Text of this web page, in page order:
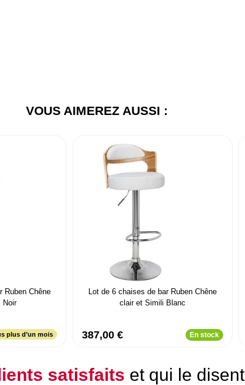
VOUS AIMEREZ AUSSI :
Ruben Chêne
Noir
plus d’un mois
Lot de 6 chaises de bar Ruben Chêne
clair et Simili Blanc
387,00 € En stock
satisfaits et qui le disent